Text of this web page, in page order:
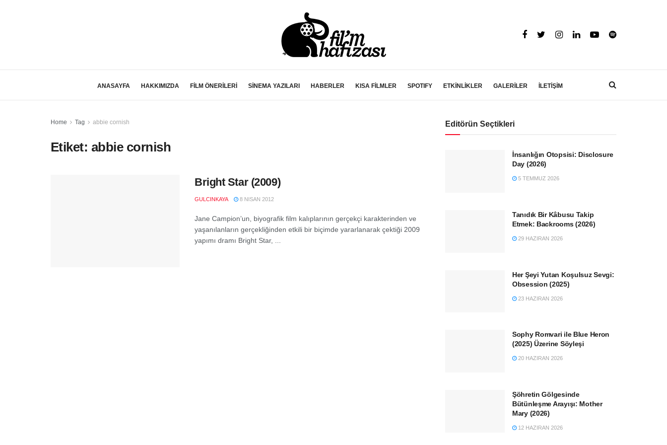
ANASAYFA HAKKIMIZDA FİLM ÖNERİLERİ SİNEMA YAZILARI HABERLER KISA FİLMLER SPOTIFY ETKİNLİKLER GALERİLER İLETİŞİM
Home Tag abbie cornish
Etiket: abbie cornish
Bright Star (2009)
GULCINKAYA 8 NISAN 2012
Jane Campion’un, biyografik film kalıplarının gerçekçi karakterinden ve
yaşanılanların gerçekliğinden etkili bir biçimde yararlanarak çektiği 2009
yapımı dramı Bright Star, ...
Editörün Seçtikleri
İnsanlığın Otopsisi: Disclosure
Day (2026)
5 TEMMUZ 2026
Tanıdık Bir Kâbusu Takip
Etmek: Backrooms (2026)
29 HAZIRAN 2026
Her Şeyi Yutan Koşulsuz Sevgi:
Obsession (2025)
23 HAZIRAN 2026
Sophy Romvari ile Blue Heron
(2025) Üzerine Söyleşi
20 HAZIRAN 2026
Şöhretin Gölgesinde
Bütünleşme Arayışı: Mother
Mary (2026)
12 HAZIRAN 2026